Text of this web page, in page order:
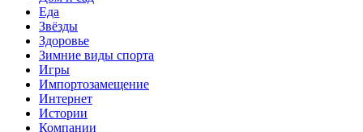
Еда
Звёзды
Здоровье
Зимние виды спорта
Игры
Импортозамещение
Интернет
Истории
Компании